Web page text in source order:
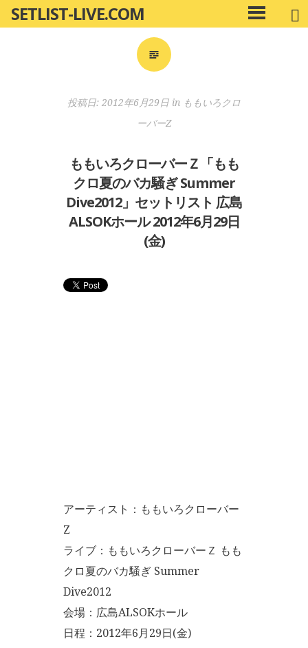
ン
SETLIST-LIVE.COM
メ
イ
投稿日: 2012年6月29日 in ももいろクロ
ーバーZ
ももいろクローバーＺ「もも
クロ夏のバカ騒ぎ Summer
Dive2012」セットリスト 広島
ALSOKホール 2012年6月29日
(金)
アーティスト：ももいろクローバー
Z
ライブ：ももいろクローバーＺ もも
クロ夏のバカ騒ぎ Summer
Dive2012
会場：広島ALSOKホール
日程：2012年6月29日(金)